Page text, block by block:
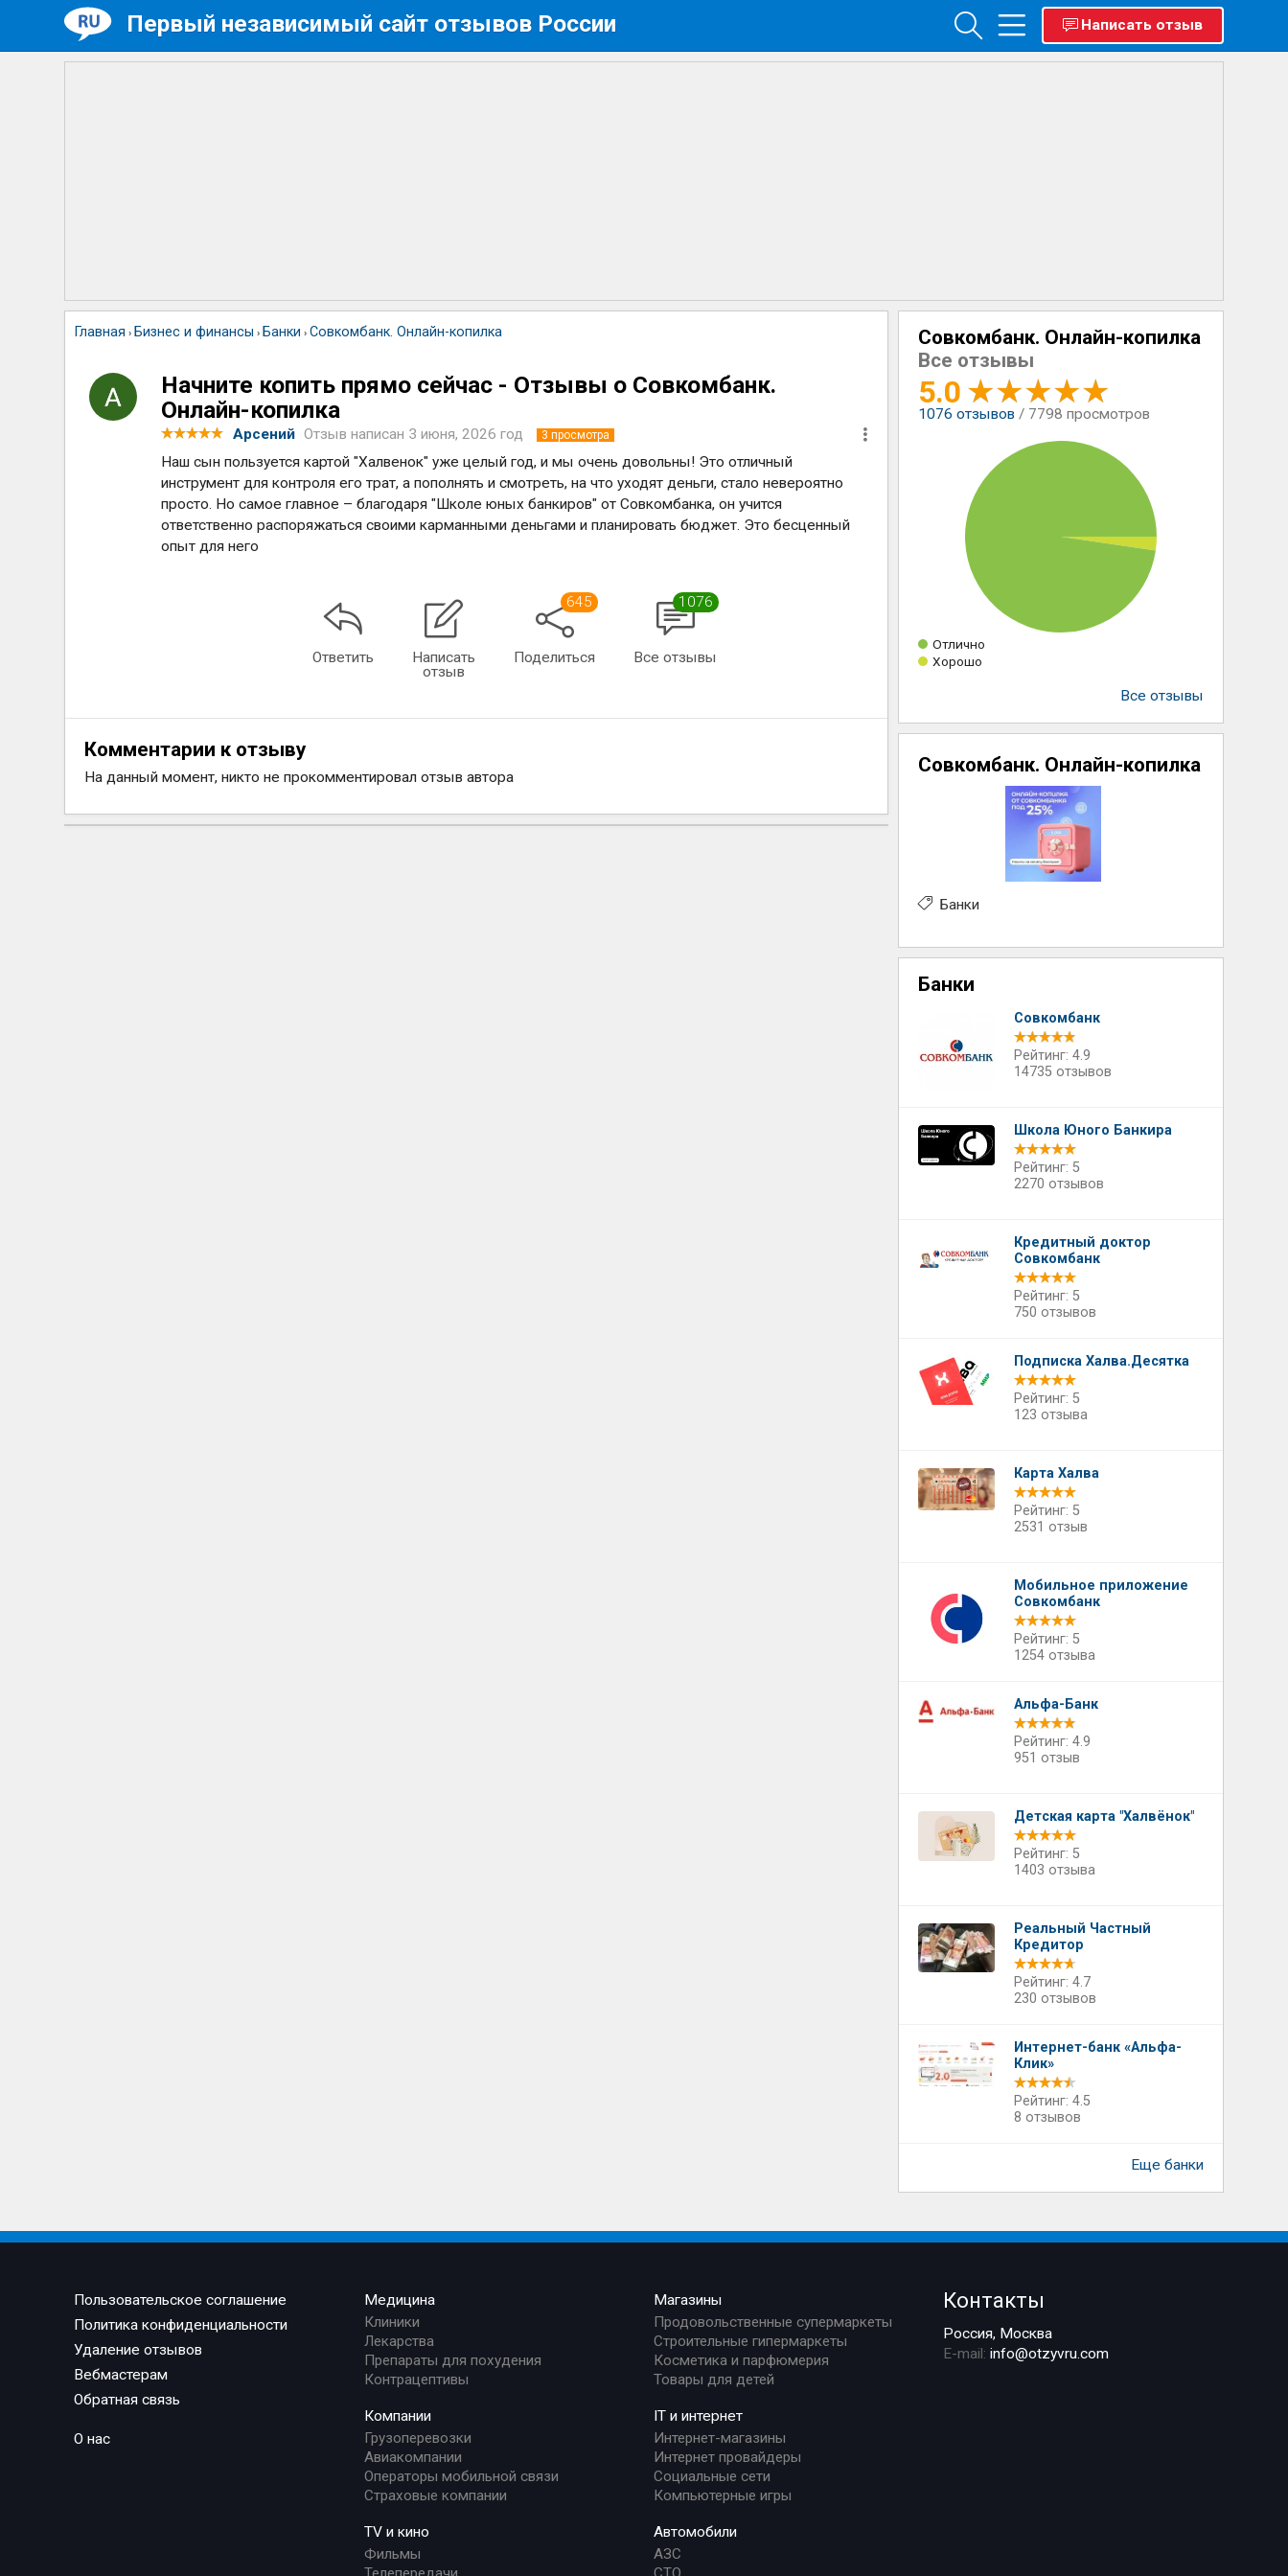
Первый независимый сайт отзывов России Написать отзыв
Главная › Бизнес и финансы › Банки ›Совкомбанк. Онлайн-копилка
Начните копить прямо сейчас - Отзывы о Совкомбанк.
Онлайн-копилка
Арсений Отзыв написан 3 июня, 2026 год 3 просмотра
Наш сын пользуется картой "Халвенок" уже целый год, и мы очень довольны! Это отличный
инструмент для контроля его трат, а пополнять и смотреть, на что уходят деньги, стало невероятно
просто. Но самое главное – благодаря "Школе юных банкиров" от Совкомбанка, он учится
ответственно распоряжаться своими карманными деньгами и планировать бюджет. Это бесценный
опыт для него
Ответить
Написать
отзыв
645
Поделиться
1076
Все отзывы
Комментарии к отзыву
На данный момент, никто не прокомментировал отзыв автора
Совкомбанк. Онлайн-копилка
Все отзывы
5.0
1076 отзывов / 7798 просмотров
Отлично
Хорошо
Все отзывы
Совкомбанк. Онлайн-копилка
Банки
Банки
Совкомбанк
Рейтинг: 4.9
14735 отзывов
Школа Юного Банкира
Рейтинг: 5
2270 отзывов
Кредитный доктор
Совкомбанк
Рейтинг: 5
750 отзывов
Подписка Халва.Десятка
Рейтинг: 5
123 отзыва
Карта Халва
Рейтинг: 5
2531 отзыв
Мобильное приложение
Совкомбанк
Рейтинг: 5
1254 отзыва
Альфа-Банк
Рейтинг: 4.9
951 отзыв
Детская карта "Халвёнок"
Рейтинг: 5
1403 отзыва
Реальный Частный
Кредитор
Рейтинг: 4.7
230 отзывов
Интернет-банк «Альфа-
Клик»
Рейтинг: 4.5
8 отзывов
Еще банки
Пользовательское соглашение
Политика конфиденциальности
Удаление отзывов
Вебмастерам
Обратная связь
О нас
Медицина
Клиники
Лекарства
Препараты для похудения
Контрацептивы
Компании
Грузоперевозки
Авиакомпании
Операторы мобильной связи
Страховые компании
TV и кино
Фильмы
Магазины
Продовольственные супермаркеты
Строительные гипермаркеты
Косметика и парфюмерия
Товары для детей
IT и интернет
Интернет-магазины
Интернет провайдеры
Социальные сети
Компьютерные игры
Автомобили
АЗС
Контакты
Россия, Москва
E-mail:info@otzyvru.com